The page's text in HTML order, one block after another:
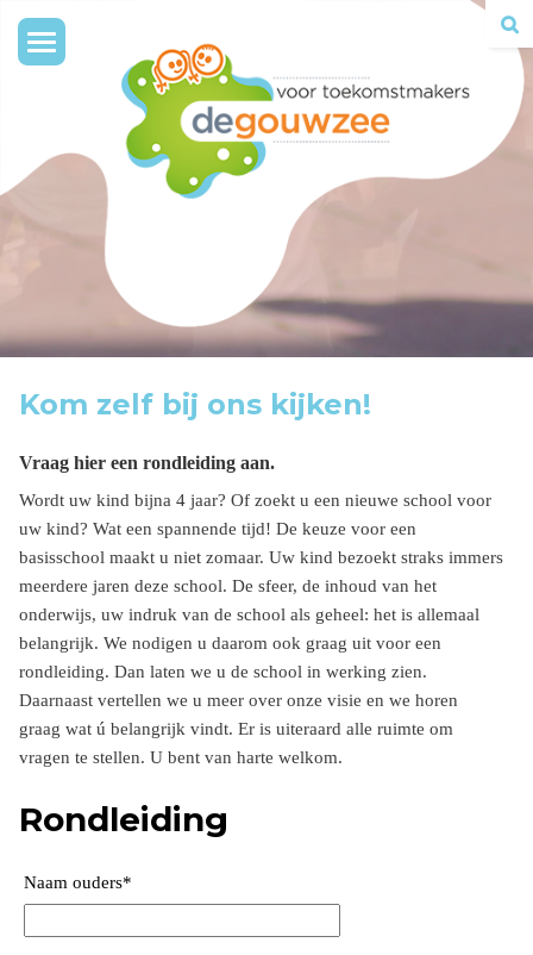
Toggle
navigation
Kom zelf bij ons kijken!
Vraag hier een rondleiding aan.
Wordt uw kind bijna 4 jaar? Of zoekt u een nieuwe school voor
uw kind? Wat een spannende tijd! De keuze voor een
basisschool maakt u niet zomaar. Uw kind bezoekt straks immers
meerdere jaren deze school. De sfeer, de inhoud van het
onderwijs, uw indruk van de school als geheel: het is allemaal
belangrijk. We nodigen u daarom ook graag uit voor een
rondleiding. Dan laten we u de school in werking zien.
Daarnaast vertellen we u meer over onze visie en we horen
graag wat ú belangrijk vindt. Er is uiteraard alle ruimte om
vragen te stellen. U bent van harte welkom.
Rondleiding
Naam ouders*